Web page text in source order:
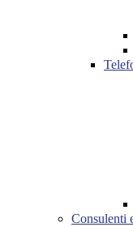
Consulenti